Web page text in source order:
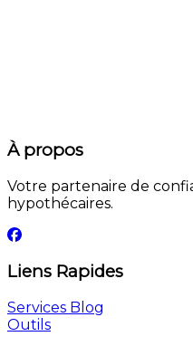
À propos
Votre partenaire de
hypothécaires.
Liens Rapides
Services Blog
Outils